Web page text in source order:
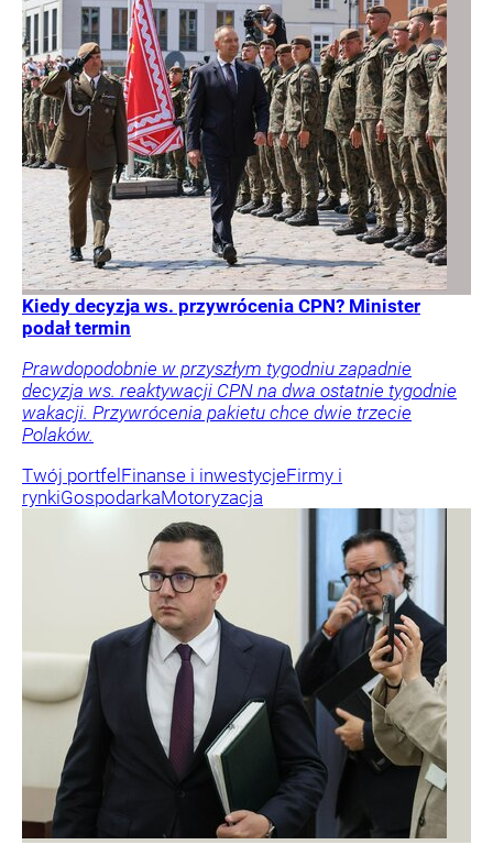
Kiedy decyzja ws. przywrócenia CPN? Minister
podał termin
Prawdopodobnie w przyszłym tygodniu zapadnie
decyzja ws. reaktywacji CPN na dwa ostatnie tygodnie
wakacji. Przywrócenia pakietu chce dwie trzecie
Polaków.
Twój portfel Finanse i inwestycjeFirmy i
rynkiGospodarkaMotoryzacja